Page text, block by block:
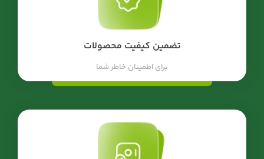
تضمین کیفیت محصولات
برای اطمینان خاطر شما